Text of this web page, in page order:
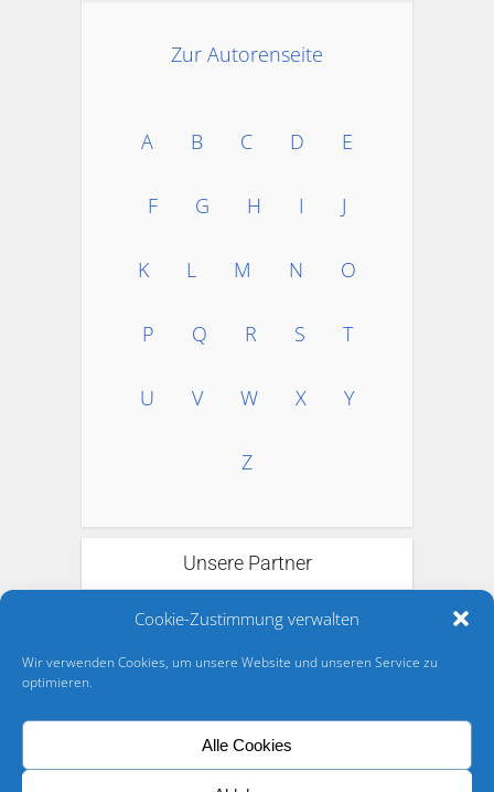
Cookie-Zustimmung verwalten
Wir verwenden Cookies, um unsere Website und unseren Service zu
optimieren.
Alle Cookies
Zur Autorenseite
A B C D E
F G H I J
K L M N O
P Q R S T
U V W X Y
Z
Unsere Partner